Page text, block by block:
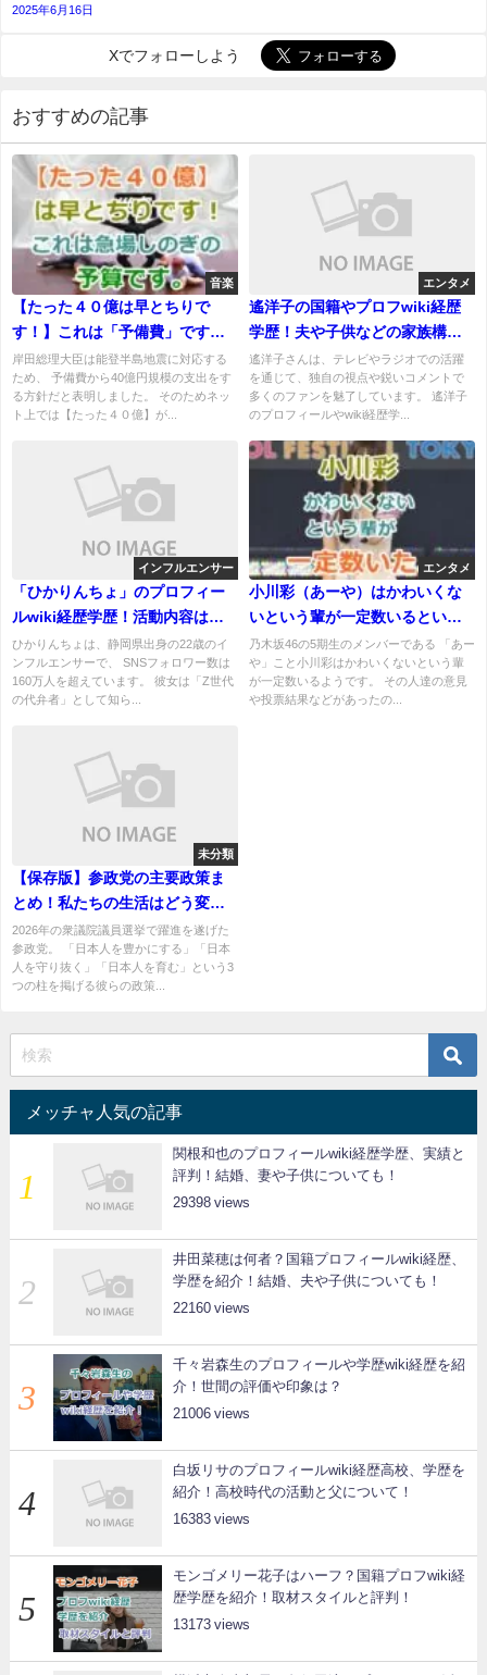
2025年6月16日
Xでフォローしよう
おすすめの記事
音楽
【たった４０億は早とちりで
す！】これは「予備費」です。
能登半島地震の支援総額はこれ
からです。少なすぎるではない!
岸田総理大臣は能登半島地震に対応する
ため、 予備費から40億円規模の支出をす
る方針だと表明しました。 そのためネッ
ト上では【たった４０億】が...
エンタメ
遙洋子の国籍やプロフwiki経歴
学歴！夫や子供などの家族構成
も紹介！反日という声も！
遙洋子さんは、テレビやラジオでの活躍
を通じて、独自の視点や鋭いコメントで
多くのファンを魅了しています。 遙洋子
のプロフィールやwiki経歴学...
インフルエンサー
「ひかりんちょ」のプロフィー
ルwiki経歴学歴！活動内容は？
結婚について！
ひかりんちょは、静岡県出身の22歳のイ
ンフルエンサーで、 SNSフォロワー数は
160万人を超えています。 彼女は「Z世代
の代弁者」として知ら...
エンタメ
小川彩（あーや）はかわいくな
いという輩が一定数いるという
件について！
乃木坂46の5期生のメンバーである 「あー
や」こと小川彩はかわいくないという輩
が一定数いるようです。 その人達の意見
や投票結果などがあったの...
未分類
【保存版】参政党の主要政策ま
とめ！私たちの生活はどう変わ
る？
2026年の衆議院議員選挙で躍進を遂げた
参政党。 「日本人を豊かにする」「日本
人を守り抜く」「日本人を育む」という3
つの柱を掲げる彼らの政策...
メッチャ人気の記事
関根和也のプロフィールwiki経歴学歴、実績と
評判！結婚、妻や子供についても！
29398
井田菜穂は何者？国籍プロフィールwiki経歴、
学歴を紹介！結婚、夫や子供についても！
22160
千々岩森生のプロフィールや学歴wiki経歴を紹
介！世間の評価や印象は？
21006
白坂リサのプロフィールwiki経歴高校、学歴を
紹介！高校時代の活動と父について！
16383
モンゴメリー花子はハーフ？国籍プロフwiki経
歴学歴を紹介！取材スタイルと評判！
13173